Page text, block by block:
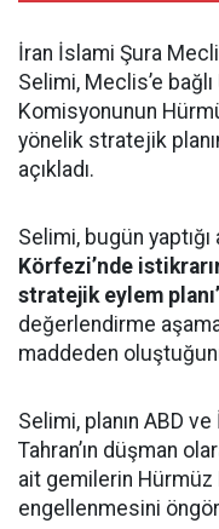
İran İslami Şura
Selimi, Meclis’e
Komisyonunun
yönelik stratejik
açıkladı.
Selimi, bugün yaptığı
Körfezi’nde
stratejik eylem
değerlendirme
maddeden
Selimi, planın ABD
Tahran’ın düşman
ait gemilerin Hürmüz
engellenmesini